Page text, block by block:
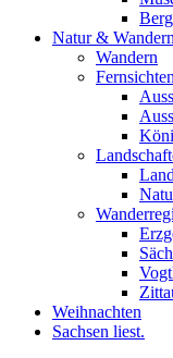
Natur & Wandern
Wandern
Fernsichten
Weihnachten
Sachsen liest.